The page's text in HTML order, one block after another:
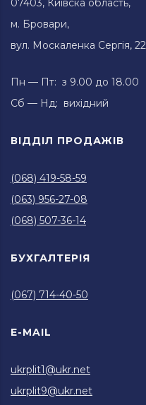
м. Бровари,
вул. Москаленка Сергія, 22
Пн — Пт: з 9.00 до 18.00
Сб — Нд: вихідний
ВІДДІЛ ПРОДАЖІВ
(068) 419-58-59
(063) 956-27-08
(068) 507-36-14
БУХГАЛТЕРІЯ
(067) 714-40-50
E-MAIL
ukrplit1@ukr.net
ukrplit9@ukr.net